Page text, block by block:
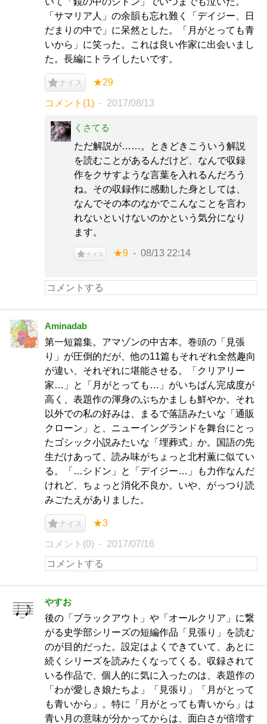
「サマリア人」の余韻も忘れ難く「デイジー、日
だまりの中で」に呆然とした。「月がとっても青
いから」に笑った。これは良い作家に出会いまし
た。長編にトライしたいです。
ナイス ★29
コメント(1) 2017/08/13
くさてる
ただ解説が……。ときどきこういう解説
を読むことがあるんだけど、なんで収録
作をクサすような言葉を入れるんだろう
ね。その収録作に感動した身としては、
なんでその本のなかでこんなことを言わ
れないといけないのかという気分になり
ます。
ナイス ★9 08/13 22:14
Aminadab
第一短篇集。アマゾンの中古本。巻頭の「見張
り」が圧倒的だが、他の11篇もそれぞれ全然趣向
が違い、それぞれに堪能させる。「クリアリー
家…」と「月がとっても…」がいちばん完成度が
高く、表題作の渾身のぶちかましも鮮やか。それ
以外での私の好みは、まるで落語みたいな「通販
クローン」と、ニューイングランドを舞台にとっ
たゴシック小説みたいな「埋葬式」か。国語の先
生だけあって、読み味がちょっと北村薫に似てい
る。「…シドン」と「デイジー…」も力作なんだ
けれど、ちょっと消化不良か。いや、がっつり読
みごたえがありました。
ナイス ★3
コメント(0) 2017/07/16
やすお
後の「ブラックアウト」や「オールクリア」に繋
がる史学部シリーズの短編作品「見張り」を読む
のが目的だった。設定はよくできていて、あとに
続くシリーズを読みたくなってくる。収録されて
いる作品で、個人的に気に入ったのは、表題作の
「わが愛しき娘たちよ」「見張り」「月がとって
も青いから」。特に「月がとっても青いから」は
青い月の意味が分かってからは、面白さが倍増す